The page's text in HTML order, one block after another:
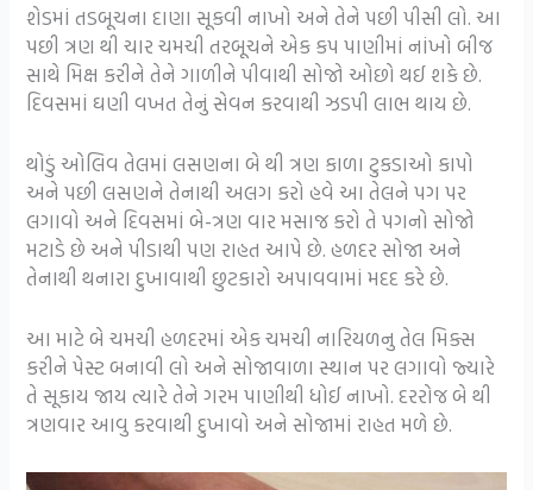
શેડમાં તડબૂચના દાણા સૂકવી નાખો અને તેને પછી પીસી લો. આ
પછી ત્રણ થી ચાર ચમચી તરબૂચને એક કપ પાણીમાં નાંખો બીજ
સાથે મિક્ષ કરીને તેને ગાળીને પીવાથી સોજો ઓછો થઈ શકે છે.
દિવસમાં ઘણી વખત તેનું સેવન કરવાથી ઝડપી લાભ થાય છે.
થોડું ઓલિવ તેલમાં લસણના બે થી ત્રણ કાળા ટુકડાઓ કાપો
અને પછી લસણને તેનાથી અલગ કરો હવે આ તેલને પગ પર
લગાવો અને દિવસમાં બે-ત્રણ વાર મસાજ કરો તે પગનો સોજો
મટાડે છે અને પીડાથી પણ રાહત આપે છે. હળદર સોજા અને
તેનાથી થનારા દુખાવાથી છુટકારો અપાવવામાં મદદ કરે છે.
આ માટે બે ચમચી હળદરમાં એક ચમચી નારિયળનુ તેલ મિક્સ
કરીને પેસ્ટ બનાવી લો અને સોજાવાળા સ્થાન પર લગાવો જ્યારે
તે સૂકાય જાય ત્યારે તેને ગરમ પાણીથી ધોઈ નાખો. દરરોજ બે થી
ત્રણવાર આવુ કરવાથી દુખાવો અને સોજામાં રાહત મળે છે.